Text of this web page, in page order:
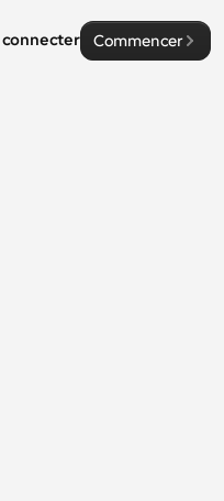
connecter Commencer